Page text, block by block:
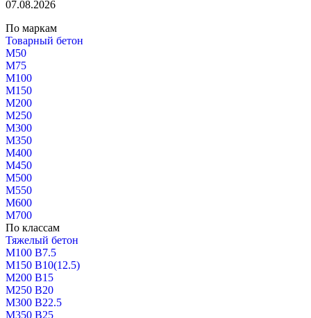
07.08.2026
По маркам
Товарный бетон
М50
М75
М100
М150
М200
М250
М300
М350
М400
М450
М500
М550
М600
М700
По классам
Тяжелый бетон
М100 В7.5
М150 В10(12.5)
М200 В15
М250 В20
М300 В22.5
М350 В25